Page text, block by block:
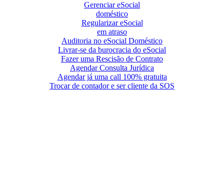
Gerenciar eSocial
doméstico
Regularizar eSocial
em atraso
Auditoria no eSocial Doméstico
Livrar-se da burocracia do eSocial
Fazer uma Rescisão de Contrato
Agendar Consulta Jurídica
Agendar já uma call 100% gratuita
Trocar de contador e ser cliente da SOS